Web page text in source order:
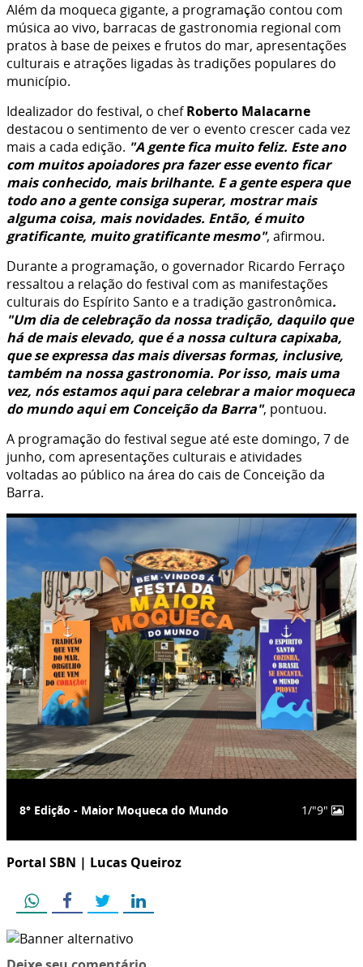
Além da moqueca gigante, a programação contou com
música ao vivo, barracas de gastronomia regional com
pratos à base de peixes e frutos do mar, apresentações
culturais e atrações ligadas às tradições populares do
município.
Idealizador do festival, o chefRoberto Malacarne
destacou o sentimento de ver o evento crescer cada vez
mais a cada edição. "A gente fica muito feliz. Este ano
com muitos apoiadores pra fazer esse evento ficar
mais conhecido, mais brilhante. E a gente espera que
todo ano a gente consiga superar, mostrar mais
alguma coisa, mais novidades. Então, é muito
gratificante, muito gratificante mesmo", afirmou.
Durante a programação, o governador Ricardo Ferraço
ressaltou a relação do festival com as manifestações
culturais do Espírito Santo e a tradição gastronômica.
"Um dia de celebração da nossa tradição, daquilo que
há de mais elevado, que é a nossa cultura capixaba,
que se expressa das mais diversas formas, inclusive,
também na nossa gastronomia. Por isso, mais uma
vez, nós estamos aqui para celebrar a maior moqueca
do mundo aqui em Conceição da Barra", pontuou.
A programação do festival segue até este domingo, 7 de
junho, com apresentações culturais e atividades
voltadas ao público na área do cais de Conceição da
Barra.
8° Edição - Maior Moqueca do Mundo 1/"9"
Portal SBN | Lucas Queiroz